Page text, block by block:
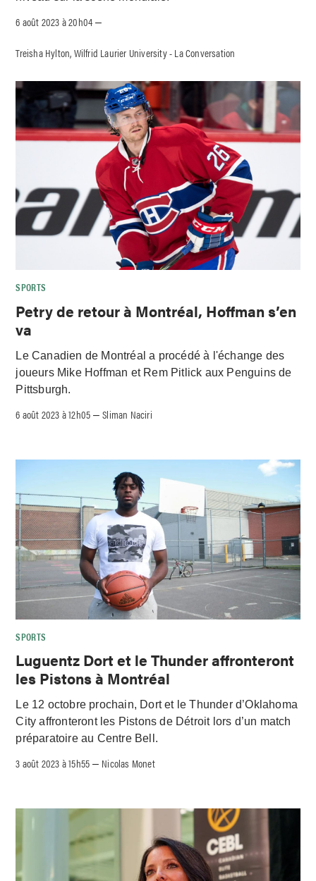
6 août 2023 à 20h04 –
Treisha Hylton, Wilfrid Laurier University - La Conversation
SPORTS
Petry de retour à Montréal, Hoffman s’en
va
Le Canadien de Montréal a procédé à l'échange des
joueurs Mike Hoffman et Rem Pitlick aux Penguins de
Pittsburgh.
6 août 2023 à 12h05 –Sliman Naciri
SPORTS
Luguentz Dort et le Thunder affronteront
les Pistons à Montréal
Le 12 octobre prochain, Dort et le Thunder d’Oklahoma
City affronteront les Pistons de Détroit lors d’un match
préparatoire au Centre Bell.
3 août 2023 à 15h55 – Nicolas Monet